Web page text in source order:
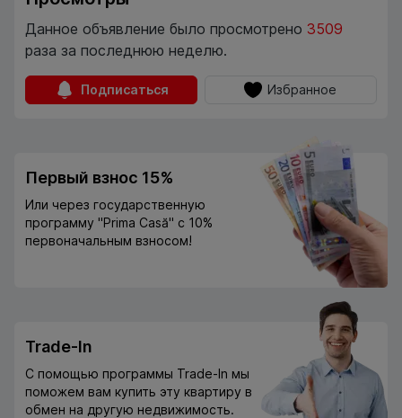
Данное объявление было просмотрено 3509
раза за последнюю неделю.
Подписаться Избранное
Первый взнос 15%
Или через государственную
программу "Prima Casă" с 10%
первоначальным взносом!
Trade-In
С помощью программы Trade-In мы
поможем вам купить эту квартиру в
обмен на другую недвижимость.